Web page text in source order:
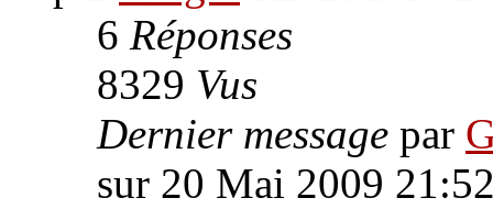
6 Réponses
8329 Vus
Dernier message par
sur 20 Mai 2009